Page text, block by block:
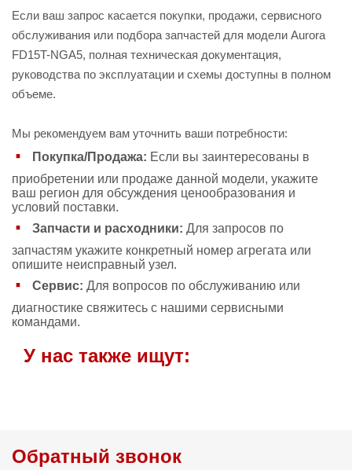
Если ваш запрос касается покупки, продажи, сервисного
обслуживания или подбора запчастей для модели Aurora
FD15T-NGA5, полная техническая документация,
руководства по эксплуатации и схемы доступны в полном
объеме.
Мы рекомендуем вам уточнить ваши потребности:
Покупка/Продажа: Если вы заинтересованы в
приобретении или продаже данной модели, укажите
ваш регион для обсуждения ценообразования и
условий поставки.
Запчасти и расходники: Для запросов по
запчастям укажите конкретный номер агрегата или
опишите неисправный узел.
Сервис: Для вопросов по обслуживанию или
диагностике свяжитесь с нашими сервисными
командами.
У нас также ищут:
Обратный звонок